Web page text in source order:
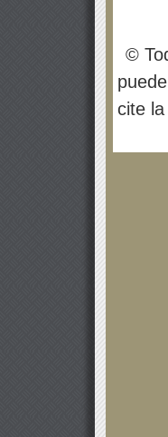
©
cite